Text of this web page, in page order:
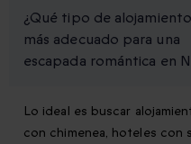
¿Qué tipo de
más adecuado para una
escapada romántica en
Lo ideal es buscar
con chimenea, hoteles con